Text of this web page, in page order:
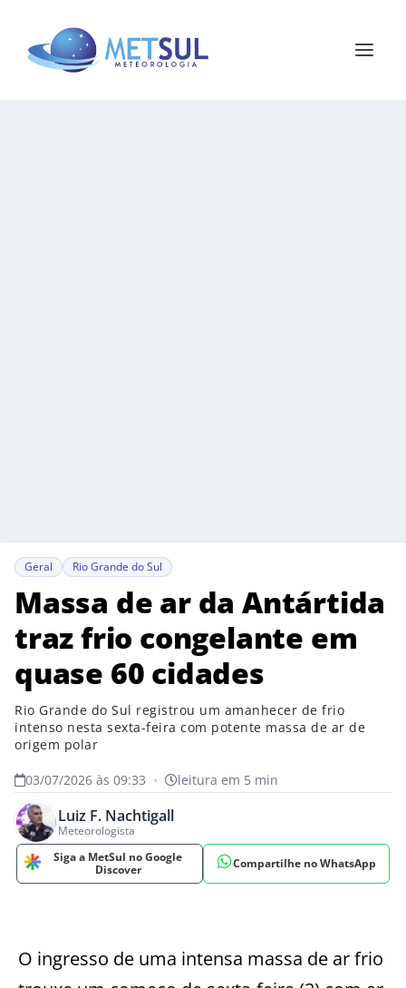
Geral Rio Grande do Sul
Massa de ar da Antártida
traz frio congelante em
quase 60 cidades
Rio Grande do Sul registrou um amanhecer de frio
intenso nesta sexta-feira com potente massa de ar de
origem polar
03/07/2026 às 09:33 • leitura em 5 min
Luiz F. Nachtigall
Meteorologista
Siga a MetSul no Google
Discover
Compartilhe no WhatsApp
O ingresso de uma intensa massa de ar frio